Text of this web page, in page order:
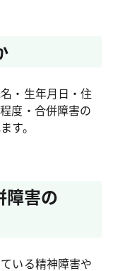
・生年月日・住
度・合併障害の
す。
障害の
いる精神障害や